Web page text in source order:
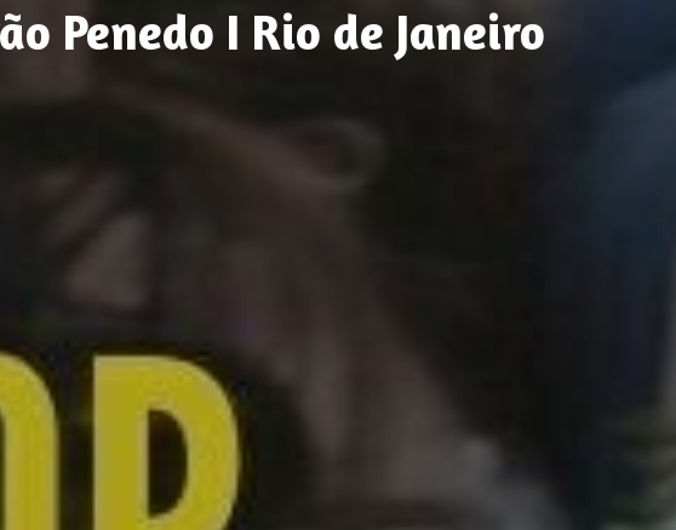
Penedo I Rio de Janeiro